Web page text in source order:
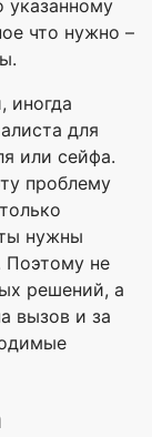
указанному
что нужно –
иногда
для
или сейфа.
проблему
нужны
Поэтому не
решений, а
вызов и за